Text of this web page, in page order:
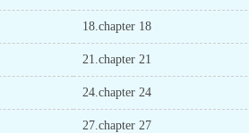
18.chapter 18
21.chapter 21
24.chapter 24
27.chapter 27